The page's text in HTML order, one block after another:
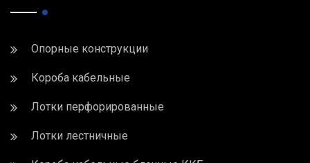
Опорные конструкции
Короба кабельные
Лотки перфорированные
Лотки лестничные